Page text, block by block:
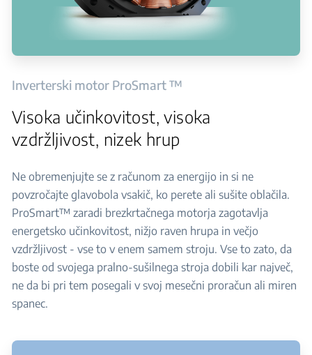
Inverterski motor ProSmart ™
Visoka učinkovitost, visoka
vzdržljivost, nizek hrup
Ne obremenjujte se z računom za energijo in si ne
povzročajte glavobola vsakič, ko perete ali sušite oblačila.
ProSmart™ zaradi brezkrtačnega motorja zagotavlja
energetsko učinkovitost, nižjo raven hrupa in večjo
vzdržljivost - vse to v enem samem stroju. Vse to zato, da
boste od svojega pralno-sušilnega stroja dobili kar največ,
ne da bi pri tem posegali v svoj mesečni proračun ali miren
spanec.